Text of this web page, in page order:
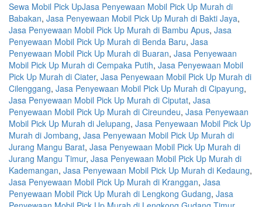
Sewa Mobil Pick UpJasa Penyewaan Mobil Pick Up Murah di
Babakan, Jasa Penyewaan Mobil Pick Up Murah di Bakti Jaya,
Jasa Penyewaan Mobil Pick Up Murah di Bambu Apus, Jasa
Penyewaan Mobil Pick Up Murah di Benda Baru, Jasa
Penyewaan Mobil Pick Up Murah di Buaran, Jasa Penyewaan
Mobil Pick Up Murah di Cempaka Putih, Jasa Penyewaan Mobil
Pick Up Murah di Ciater, Jasa Penyewaan Mobil Pick Up Murah di
Cilenggang, Jasa Penyewaan Mobil Pick Up Murah di Cipayung,
Jasa Penyewaan Mobil Pick Up Murah di Ciputat, Jasa
Penyewaan Mobil Pick Up Murah di Cireundeu, Jasa Penyewaan
Mobil Pick Up Murah di Jelupang, Jasa Penyewaan Mobil Pick Up
Murah di Jombang, Jasa Penyewaan Mobil Pick Up Murah di
Jurang Mangu Barat, Jasa Penyewaan Mobil Pick Up Murah di
Jurang Mangu Timur, Jasa Penyewaan Mobil Pick Up Murah di
Kademangan, Jasa Penyewaan Mobil Pick Up Murah di Kedaung,
Jasa Penyewaan Mobil Pick Up Murah di Kranggan, Jasa
Penyewaan Mobil Pick Up Murah di Lengkong Gudang, Jasa